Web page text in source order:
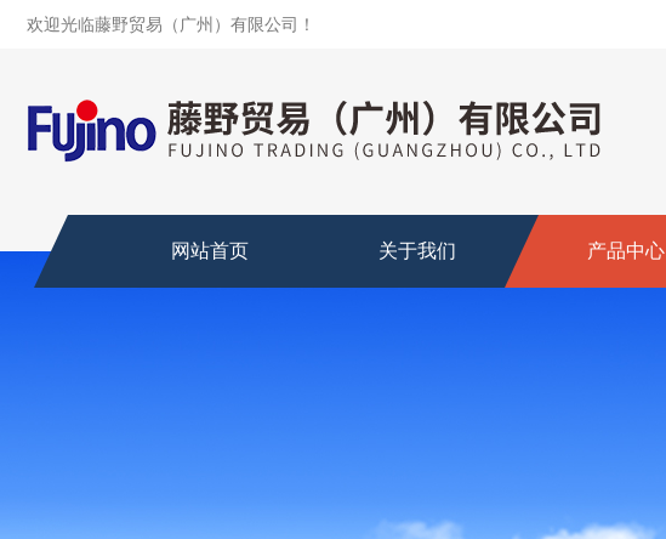
欢迎光临藤野贸易（广州）有限公司！
网站首页 关于我们 产品中心